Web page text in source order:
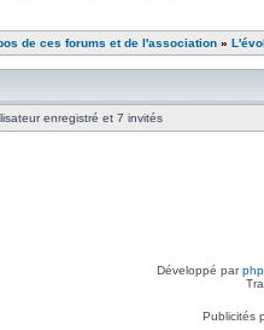
de ces forums et de l'association »
enregistré et 7 invités
Développé par
Publicités